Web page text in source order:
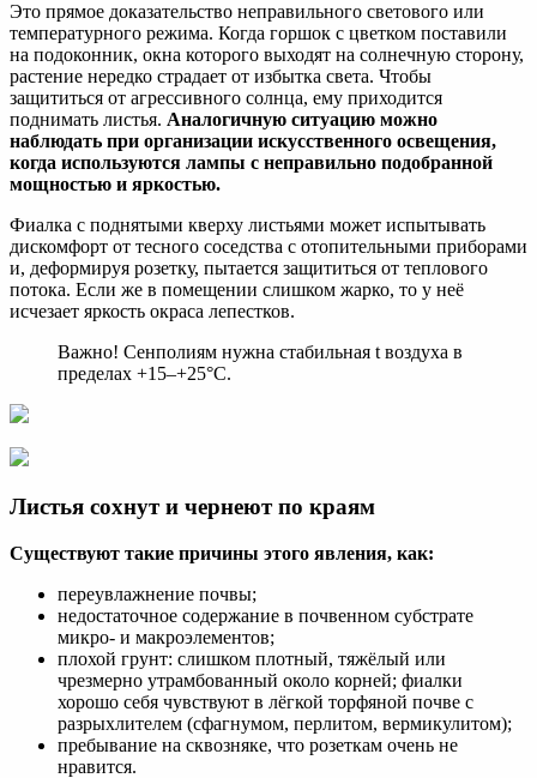
Это прямое доказательство неправильного светового или
температурного режима. Когда горшок с цветком поставили
на подоконник, окна которого выходят на солнечную сторону,
растение нередко страдает от избытка света. Чтобы
защититься от агрессивного солнца, ему приходится
поднимать листья. Аналогичную ситуацию можно
наблюдать при организации искусственного освещения,
когда используются лампы с неправильно подобранной
мощностью и яркостью.
Фиалка с поднятыми кверху листьями может испытывать
дискомфорт от тесного соседства с отопительными приборами
и, деформируя розетку, пытается защититься от теплового
потока. Если же в помещении слишком жарко, то у неё
исчезает яркость окраса лепестков.
Важно! Сенполиям нужна стабильная t воздуха в
пределах +15–+25°C.
Листья сохнут и чернеют по краям
Существуют такие причины этого явления, как:
переувлажнение почвы;
недостаточное содержание в почвенном субстрате
микро- и макроэлементов;
плохой грунт: слишком плотный, тяжёлый или
чрезмерно утрамбованный около корней; фиалки
хорошо себя чувствуют в лёгкой торфяной почве с
разрыхлителем (сфагнумом, перлитом, вермикулитом);
пребывание на сквозняке, что розеткам очень не
нравится.